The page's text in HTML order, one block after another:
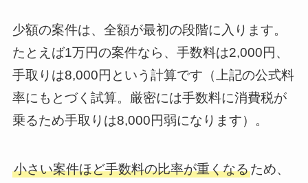
少額の案件は、全額が最初の段階に入ります。
たとえば1万円の案件なら、手数料は2,000円、
手取りは8,000円という計算です（上記の公式料
率にもとづく試算。厳密には手数料に消費税が
乗るため手取りは8,000円弱になります）。
小さい案件ほど手数料の比率が重くなるため、